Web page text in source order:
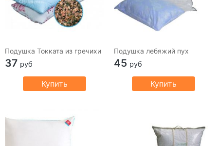
Подушка Токката из гречихи
37 руб
Купить
Подушка лебяжий пух
45 руб
Купить